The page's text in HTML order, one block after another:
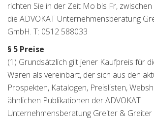
richten Sie in der Zeit Mo bis Fr,
die ADVOKAT Unternehmensberatung
GmbH. T: 0512 588033
§ 5 Preise
(1) Grundsätzlich gilt jener Kaufpreis für
Waren als vereinbart, der sich aus den
Prospekten, Katalogen, Preislisten,
ähnlichen Publikationen der ADVOKAT
Unternehmensberatung Greiter & Greiter